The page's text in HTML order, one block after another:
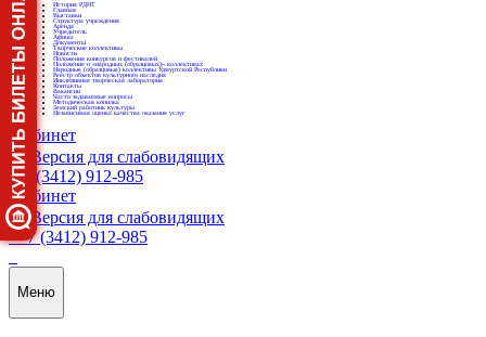
История РДНТ
Главная
Выставки
Структура учреждения
Аренда
Учредитель
Афиша
Документы
Творческие коллективы
Новости
Положения конкурсов и фестивалей
Положение о «народных (образцовых)» коллективах
Народные (образцовые) коллективы Удмуртской Республики
Реестр объектов культурного наследия
Инклюзивная творческая лаборатория
Контакты
Вакансии
Часто задаваемые вопросы
Методическая копилка
Земский работник культуры
Независимая оценка качества оказания услуг
Кабинет
Версия для слабовидящих
+7 (3412) 912-985
Кабинет
Версия для слабовидящих
+7 (3412) 912-985
Меню